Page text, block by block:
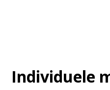
Individuele